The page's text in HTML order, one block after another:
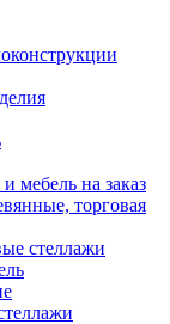
мебель на заказ
торговая
стеллажи